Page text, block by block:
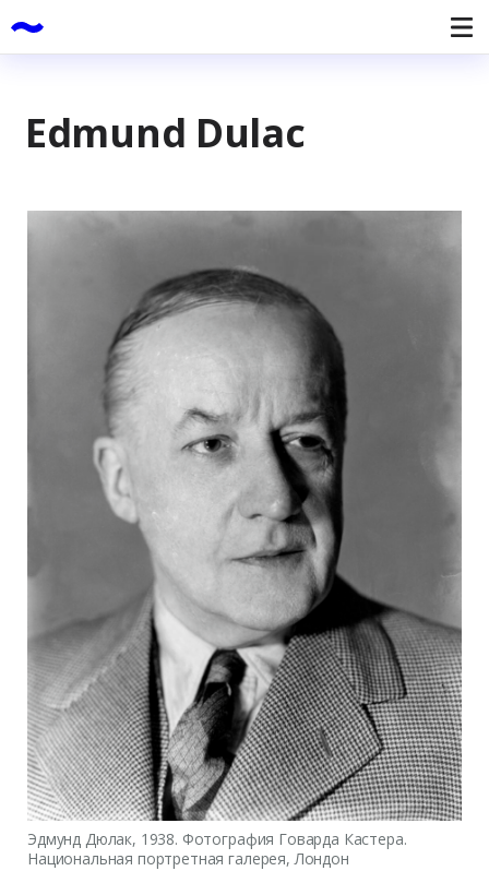
Edmund Dulac
Эдмунд Дюлак, 1938. Фотография Говарда Кастера.
Национальная портретная галерея, Лондон